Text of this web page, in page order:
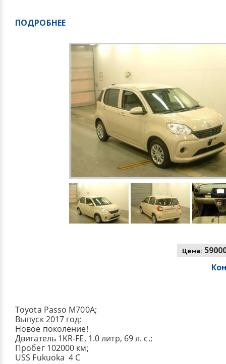
ПОДРОБНЕЕ
Цена:
Toyota Passo M700A;
Выпуск 2017 год;
Новое поколение!
Двигатель 1KR-FE, 1.0 литр, 69 л. с.;
Пробег 102000 км;
USS Fukuoka 4 C